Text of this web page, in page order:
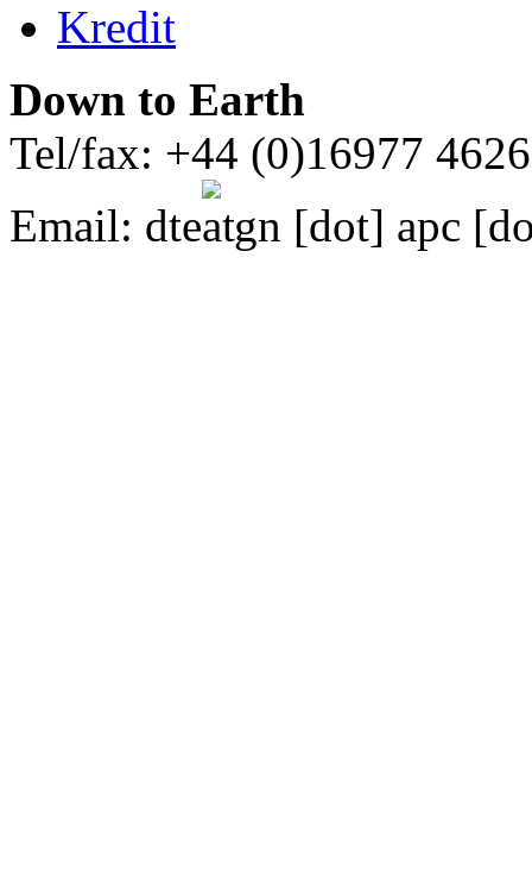
Kredit
Down to Earth
Tel/fax: +44 (0)16977
Email: dte gn [dot] apc